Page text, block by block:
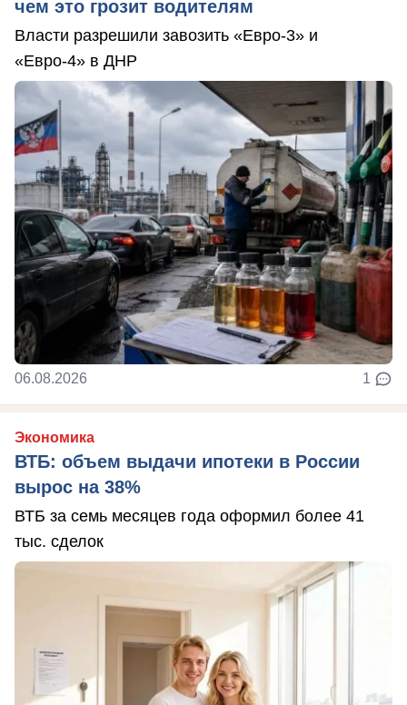
чем это грозит водителям
Власти разрешили завозить «Евро-3» и
«Евро-4» в ДНР
06.08.2026 1
Экономика
ВТБ: объем выдачи ипотеки в России
вырос на 38%
ВТБ за семь месяцев года оформил более 41
тыс. сделок